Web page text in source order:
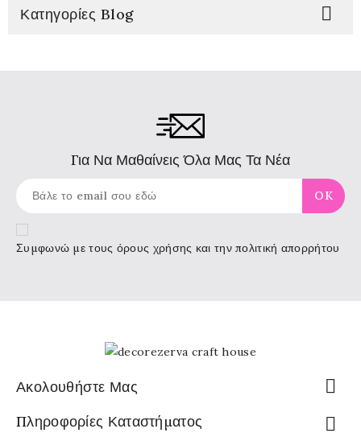
Κατηγορίες Blog 
Για Να Μαθαίνεις Όλα Μας Τα Νέα
Συμφωνώ με τους όρους χρήσης και την πολιτική απορρήτου
Ακολουθήστε Μας 
Πληροφορίες Καταστήματος 